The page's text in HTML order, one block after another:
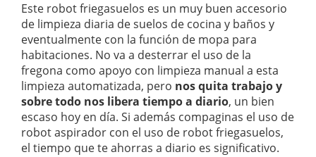
Este robot friegasuelos es un muy buen accesorio
de limpieza diaria de suelos de cocina y baños y
eventualmente con la función de mopa para
habitaciones. No va a desterrar el uso de la
fregona como apoyo con limpieza manual a esta
limpieza automatizada, pero nos quita trabajo y
sobre todo nos libera tiempo a diario, un bien
escaso hoy en día. Si además compaginas el uso de
robot aspirador con el uso de robot friegasuelos,
el tiempo que te ahorras a diario es significativo.